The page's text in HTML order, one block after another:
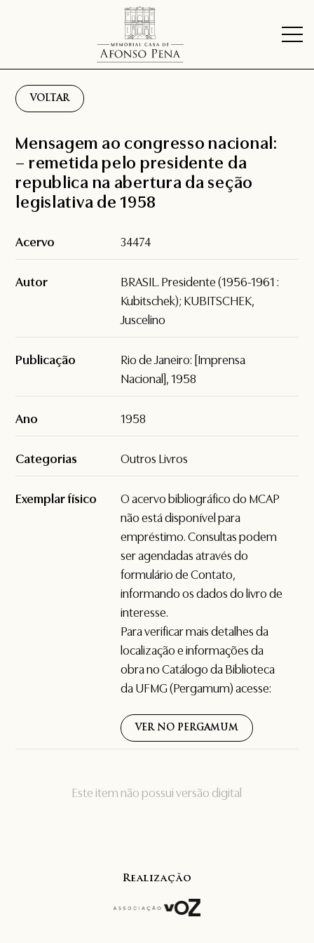
VOLTAR
Este item não possui versão digital
Mensagem ao congresso nacional:
– remetida pelo presidente da
republica na abertura da seção
legislativa de 1958
Acervo 34474
Autor
BRASIL. Presidente (1956-1961 :
Kubitschek); KUBITSCHEK,
Juscelino
Publicação
Rio de Janeiro: [Imprensa
Nacional], 1958
Ano 1958
Categorias Outros Livros
Exemplar físico
O acervo bibliográfico do MCAP
não está disponível para
empréstimo. Consultas podem
ser agendadas através do
formulário deContato,
informando os dados do livro de
interesse.
Para verificar mais detalhes da
localização e informações da
obra no Catálogo da Biblioteca
da UFMG (Pergamum) acesse:
VER NO PERGAMUM
Realização